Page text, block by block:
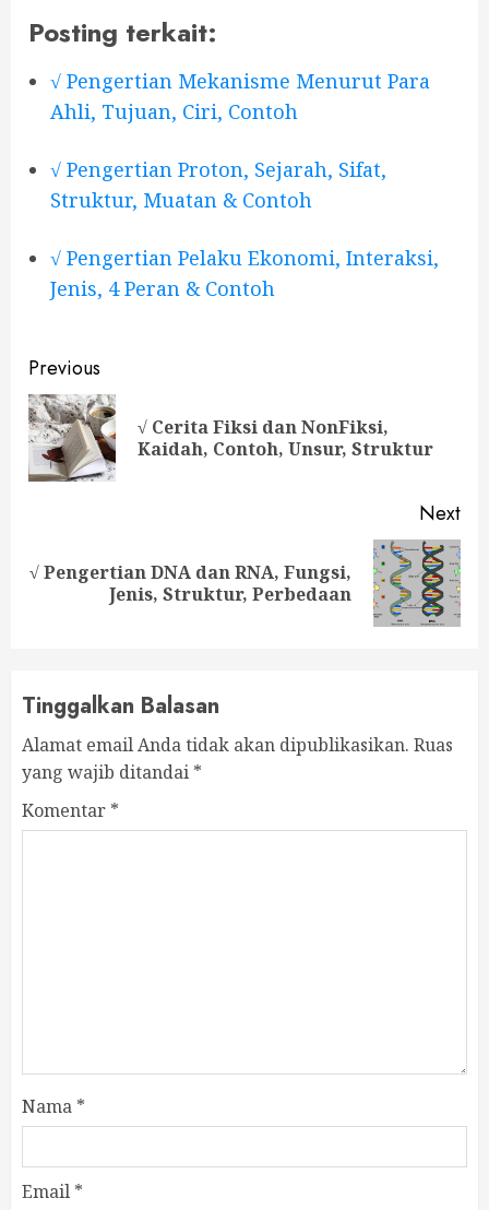
Posting terkait:
√ Pengertian Mekanisme Menurut Para
Ahli, Tujuan, Ciri, Contoh
√ Pengertian Proton, Sejarah, Sifat,
Struktur, Muatan & Contoh
√ Pengertian Pelaku Ekonomi, Interaksi,
Jenis, 4 Peran & Contoh
Continue
Reading
Previous
√ Cerita Fiksi dan NonFiksi,
Kaidah, Contoh, Unsur, Struktur
Next
Next
√ Pengertian DNA dan RNA, Fungsi,
Jenis, Struktur, Perbedaan
Tinggalkan Balasan
Alamat email Anda tidak akan dipublikasikan. Ruas
yang wajib ditandai *
Komentar *
Nama *
Email *